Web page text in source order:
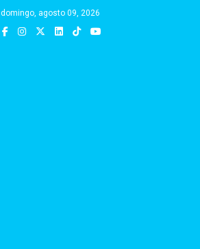
domingo, agosto 09, 2026